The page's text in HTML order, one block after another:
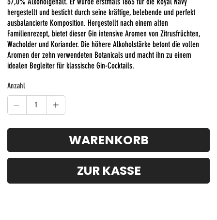
hergestellt und besticht durch seine kräftige, belebende und perfekt
ausbalancierte Komposition. Hergestellt nach einem alten
Familienrezept, bietet dieser Gin intensive Aromen von Zitrusfrüchten,
Wacholder und Koriander. Die höhere Alkoholstärke betont die vollen
Aromen der zehn verwendeten Botanicals und macht ihn zu einem
idealen Begleiter für klassische Gin-Cocktails.
Anzahl
WARENKORB
ZUR KASSE